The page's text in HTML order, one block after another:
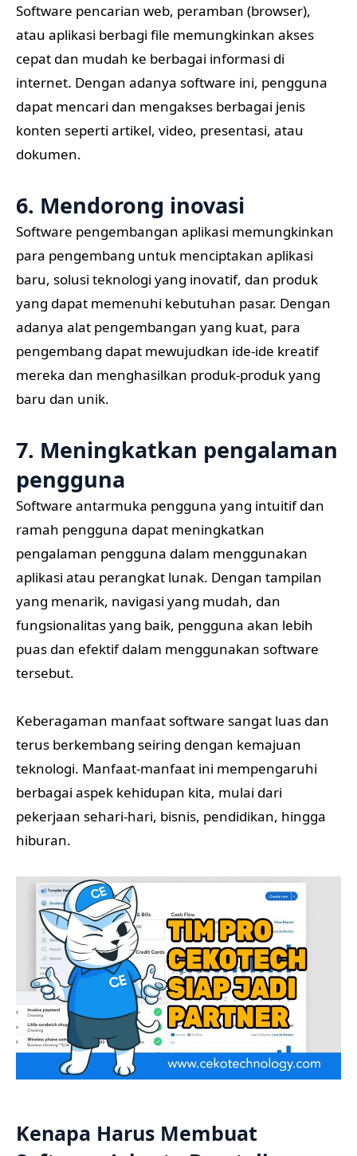
Software pencarian web, peramban (browser),
atau aplikasi berbagi file memungkinkan akses
cepat dan mudah ke berbagai informasi di
internet. Dengan adanya software ini, pengguna
dapat mencari dan mengakses berbagai jenis
konten seperti artikel, video, presentasi, atau
dokumen.
6. Mendorong inovasi
Software pengembangan aplikasi memungkinkan
para pengembang untuk menciptakan aplikasi
baru, solusi teknologi yang inovatif, dan produk
yang dapat memenuhi kebutuhan pasar. Dengan
adanya alat pengembangan yang kuat, para
pengembang dapat mewujudkan ide-ide kreatif
mereka dan menghasilkan produk-produk yang
baru dan unik.
7. Meningkatkan pengalaman
pengguna
Software antarmuka pengguna yang intuitif dan
ramah pengguna dapat meningkatkan
pengalaman pengguna dalam menggunakan
aplikasi atau perangkat lunak. Dengan tampilan
yang menarik, navigasi yang mudah, dan
fungsionalitas yang baik, pengguna akan lebih
puas dan efektif dalam menggunakan software
tersebut.
Keberagaman manfaat software sangat luas dan
terus berkembang seiring dengan kemajuan
teknologi. Manfaat-manfaat ini mempengaruhi
berbagai aspek kehidupan kita, mulai dari
pekerjaan sehari-hari, bisnis, pendidikan, hingga
hiburan.
Kenapa Harus Membuat